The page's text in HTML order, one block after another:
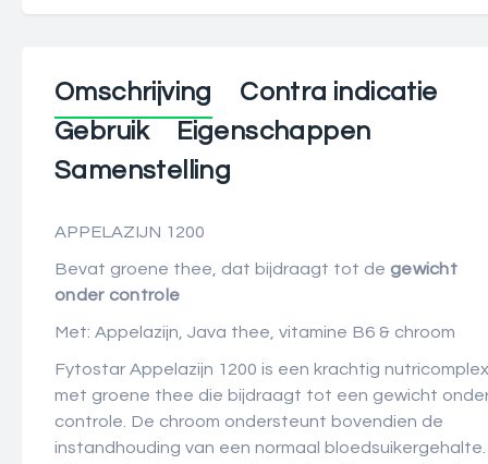
Omschrijving
Contra indicatie
Gebruik
Eigenschappen
Samenstelling
APPELAZIJN 1200
Bevat groene thee, dat bijdraagt tot de gewicht
onder controle
Met: Appelazijn, Java thee, vitamine B6 & chroom
Fytostar Appelazijn 1200 is een krachtig nutricomplex
met groene thee die bijdraagt tot een gewicht
controle. De chroom ondersteunt bovendien de
instandhouding van een normaal bloedsuikergehalte.